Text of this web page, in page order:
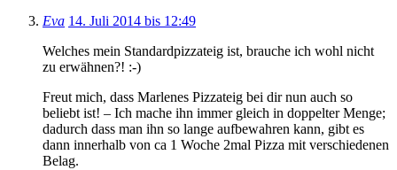
Eva 14. Juli 2014 bis 12:49
Welches mein Standardpizzateig ist, brauche ich wohl nicht
zu erwähnen?! :-)
Freut mich, dass Marlenes Pizzateig bei dir nun auch so
beliebt ist! – Ich mache ihn immer gleich in doppelter Menge;
dadurch dass man ihn so lange aufbewahren kann, gibt es
dann innerhalb von ca 1 Woche 2mal Pizza mit verschiedenen
Belag.